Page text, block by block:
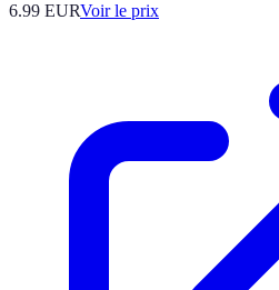
6.99 EURVoir le prix